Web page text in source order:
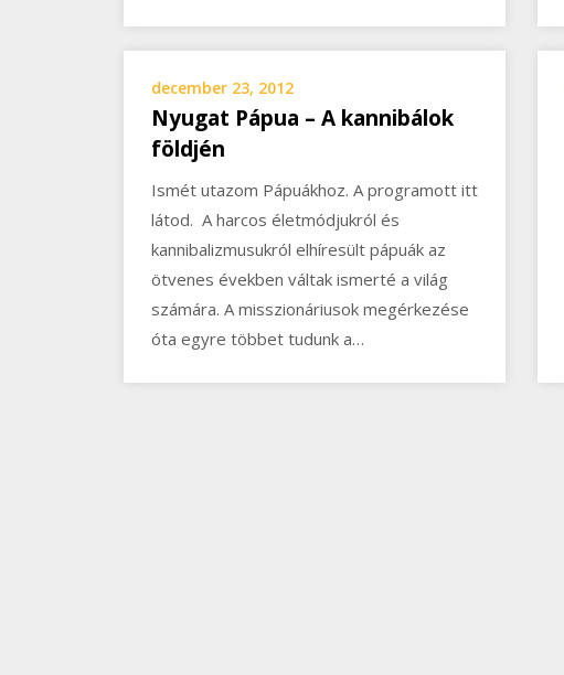
december 23, 2012
Nyugat Pápua – A kannibálok
földjén
Ismét utazom Pápuákhoz. A programott itt
látod. A harcos életmódjukról és
kannibalizmusukról elhíresült pápuák az
ötvenes években váltak ismerté a világ
számára. A misszionáriusok megérkezése
óta egyre többet tudunk a…